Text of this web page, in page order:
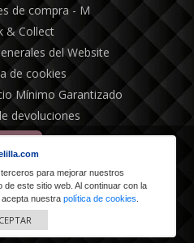
de compra - M
& Collect
del Website
de cookies
Mínimo Garantizado
devoluciones
2, 52002 Melilla - España
para mejorar nuestros
este sitio web. Al continuar con la
acepta nuestrapolítica de cookies